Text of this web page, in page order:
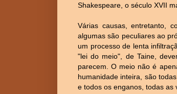
Shakespeare, o século XVII
Várias causas, entretanto,
algumas são peculiares ao
um processo de lenta
"lei do meio", de Taine,
parecem. O meio não é
humanidade inteira, são
e todos os enganos, todas as